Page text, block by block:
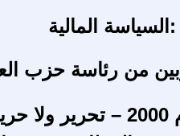
المالية
من رئاسة حزب